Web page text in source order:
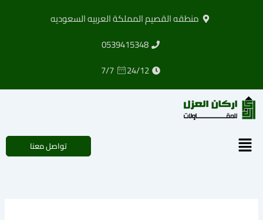
منطقه القصيم المملكة العربيه السعوديه
0539415348
24/12
7/7
القائمة تواصل معنا